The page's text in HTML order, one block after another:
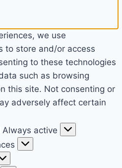
we use
to store and/or access
to these technologies
such as browsing
this site. Not consenting or
adversely affect certain
Always active